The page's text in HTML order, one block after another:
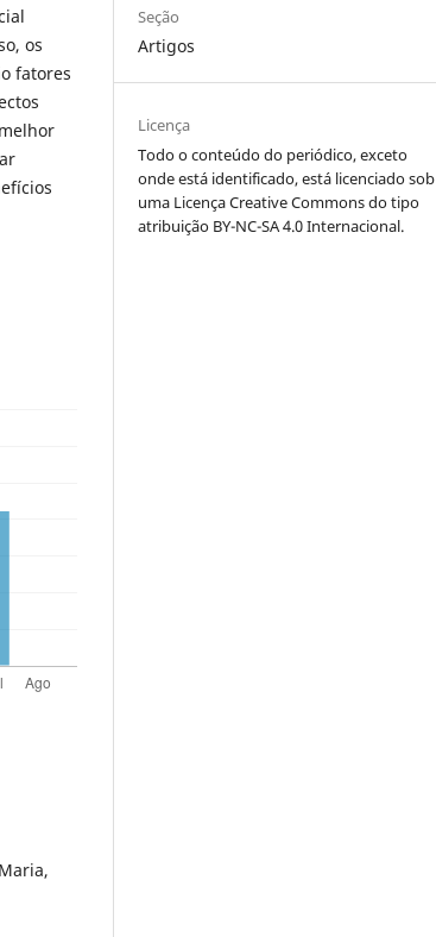
os
fatores
Seção
Artigos
Licença
Todo o conteúdo do periódico, exceto
onde está identificado, está licenciado sob
uma Licença Creative Commons do tipo
atribuição BY-NC-SA 4.0 Internacional.